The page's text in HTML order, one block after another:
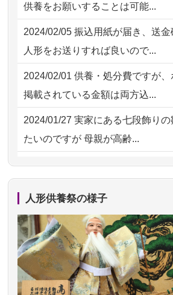
2026/07/30 17:02 神奈川の方から
してくださ...
2026/07/15 子供の頃から可愛が
の雛人形で...
2026/07/15 お客様の声を読み、
ただけそう...
2026/07/13 遠方からでもご依頼出
での方法が...
2026/07/10家から近かったので。
2026/07/08誰も住んでいない実家
ました。 ...
2026/07/069年間自由が丘店を見
供養をお願いすることは可能...
2024/02/05 振込用紙が届き、送
人形をお送りすれば良いので...
2024/02/01 供養・処分費ですが
掲載されている金額は両方込...
2024/01/27 実家にある七段飾り
たいのですが 母親が高齢...
2024/01/13剥製の供養・処分をお
ですが？
2024/01/13お雛様のセットを供養
ですが、お雛様とお内裏様だ...
人形供養祭の様子